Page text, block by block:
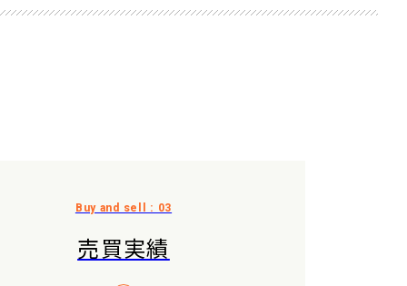
売買実績